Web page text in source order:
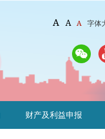
A A A 字体
财产及利益申报